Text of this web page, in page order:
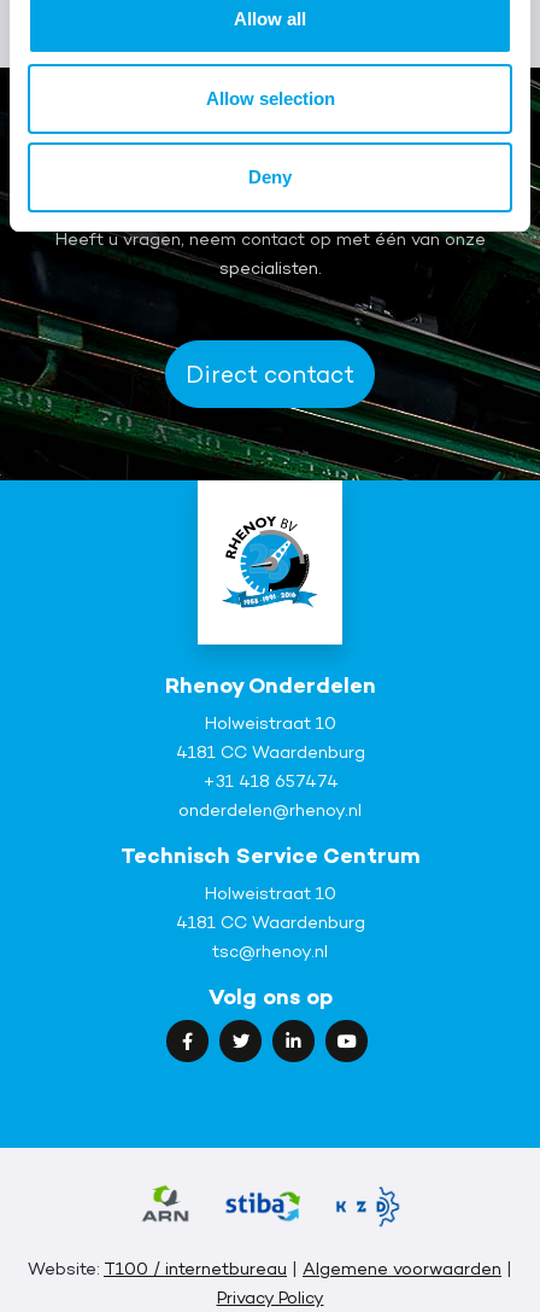
Allow all
Allow selection
Deny
onderdelen
Heeft u vragen, neem contact op met één van onze
specialisten.
Direct contact
Rhenoy Onderdelen
Holweistraat 10
4181 CC Waardenburg
+31 418 657474
onderdelen@rhenoy.nl
Technisch Service Centrum
Holweistraat 10
4181 CC Waardenburg
tsc@rhenoy.nl
Volg ons op
Website: T100 / internetbureau | Algemene voorwaarden |
Privacy Policy